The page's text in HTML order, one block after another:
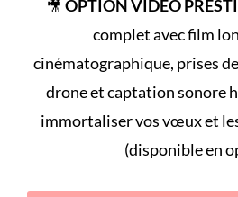
🎥 OPTION VIDÉO
complet avec film
cinématographique, prises
drone et captation sonore
immortaliser vos vœux et
(disponible en